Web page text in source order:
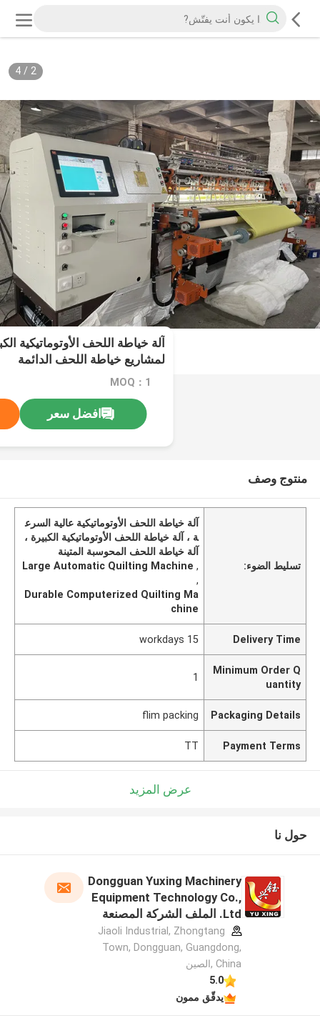
2
/
4
آلة خياطة اللحف الأوتوماتيكية
لمشاريع خياطة اللحف الدائمة
MOQ：1
افضل سعر
منتوج وصف
تسليط الضوء:
آلة خياطة اللحف الأوتوماتيكية عالية السرع
ة ، آلة خياطة اللحف الأوتوماتيكية الكبيرة ،
آلة خياطة اللحف المحوسبة المتينة
,
Large Automatic Quilting Machine
,
Durable Computerized Quilting Ma
chine
Delivery Time
15 workdays
Minimum Order Q
uantity
1
Packaging Details
flim packing
Payment Terms
TT
عرض المزيد
حول نا
Dongguan Yuxing Machinery
Equipment Technology Co.,
Ltd. الملف الشركة المصنعة
Jiaoli Industrial, Zhongtang
Town, Dongguan, Guangdong,
China ,الصين
5.0
يدقّق ممون